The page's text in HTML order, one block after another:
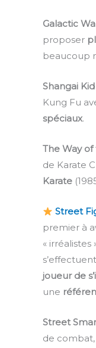
Galactic
proposer
beaucoup
Shangai Kid
Kung Fu
spéciaux.
The Way
de Karate
Karate
Street
premier à
« irréalistes
joueur de
une
Street
de